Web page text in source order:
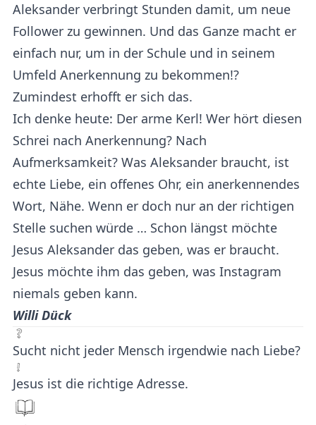
Aleksander verbringt Stunden damit, um neue
Follower zu gewinnen. Und das Ganze macht er
einfach nur, um in der Schule und in seinem
Umfeld Anerkennung zu bekommen!?
Zumindest erhofft er sich das.
Ich denke heute: Der arme Kerl! Wer hört diesen
Schrei nach Anerkennung? Nach
Aufmerksamkeit? Was Aleksander braucht, ist
echte Liebe, ein offenes Ohr, ein anerkennendes
Wort, Nähe. Wenn er doch nur an der richtigen
Stelle suchen würde … Schon längst möchte
Jesus Aleksander das geben, was er braucht.
Jesus möchte ihm das geben, was Instagram
niemals geben kann.
Willi Dück
Sucht nicht jeder Mensch irgendwie nach Liebe?
Jesus ist die richtige Adresse.